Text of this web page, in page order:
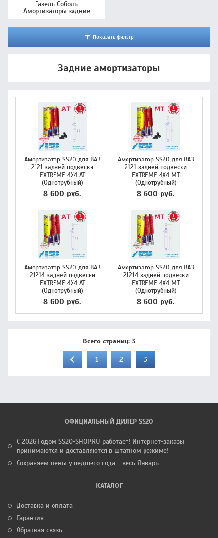
Газель Соболь
Амортизаторы задние
Показать фильтр
Задние амортизаторы
Амортизатор SS20 для ВАЗ
2121 задней подвески
EXTREME 4X4 AT
(Однотрубный)
8 600 руб.
Амортизатор SS20 для ВАЗ
2121 задней подвески
EXTREME 4X4 МТ
(Однотрубный)
8 600 руб.
Амортизатор SS20 для ВАЗ
21214 задней подвески
EXTREME 4X4 AT
(Однотрубный)
8 600 руб.
Амортизатор SS20 для ВАЗ
21214 задней подвески
EXTREME 4X4 МТ
(Однотрубный)
8 600 руб.
Всего страниц: 3
1 2 3
ОФИЦИАЛЬНЫЙ ДИЛЕР SS20
С 2026 Годом SS20-SHOP.RU работает! Интернет-заказы
принимаются и доставляются в штатном режиме!
Сохраняем цены ушедшего года - весь Январь
КАТАЛОГ
Доставка и оплата
Гарантия
Обратная связь